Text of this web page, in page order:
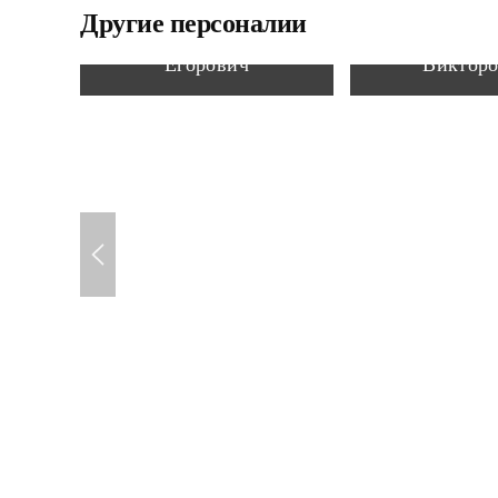
Другие персоналии
Мягков Тимофей
Егорович